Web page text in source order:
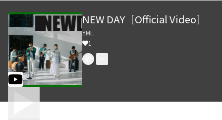
NEW DAY［Official Video］
YME
1